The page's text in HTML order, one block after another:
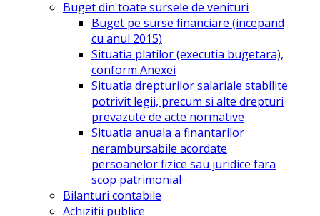
Buget din toate sursele de venituri
Buget pe surse financiare (incepand
cu anul 2015)
Situatia platilor (executia bugetara),
conform Anexei
Situatia drepturilor salariale stabilite
potrivit legii, precum si alte drepturi
prevazute de acte normative
Situatia anuala a finantarilor
nerambursabile acordate
persoanelor fizice sau juridice fara
scop patrimonial
Bilanturi contabile
Achizitii publice